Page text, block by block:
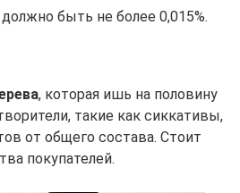
быть не более 0,015%.
, которая ишь на половину
такие как сиккативы,
от общего состава. Стоит
покупателей.